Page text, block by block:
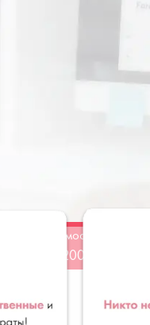
Стоимость
от 12000 руб